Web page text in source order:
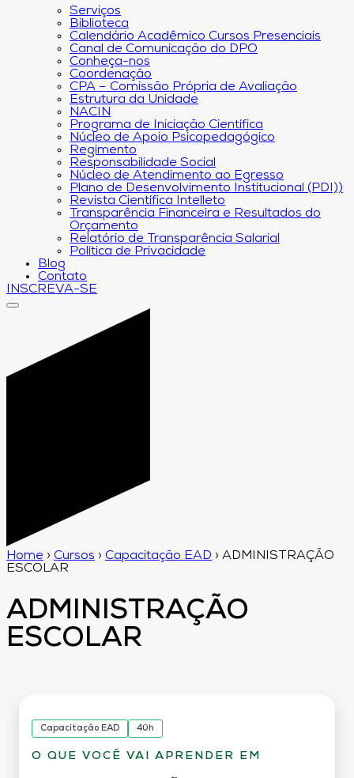
Serviços
Biblioteca
Calendário Acadêmico Cursos Presenciais
Canal de Comunicação do DPO
Conheça-nos
Coordenação
CPA – Comissão Própria de Avaliação
Estrutura da Unidade
NACIN
Programa de Iniciação Científica
Núcleo de Apoio Psicopedagógico
Regimento
Responsabilidade Social
Núcleo de Atendimento ao Egresso
Plano de Desenvolvimento Institucional (PDI))
Revista Científica Intelleto
Transparência Financeira e Resultados do
Orçamento
Relatório de Transparência Salarial
Política de Privacidade
Blog
Contato
INSCREVA-SE
Home › Cursos › Capacitação EAD › ADMINISTRAÇÃO
ESCOLAR
ADMINISTRAÇÃO
ESCOLAR
Capacitação EAD 40h
O QUE VOCÊ VAI APRENDER EM